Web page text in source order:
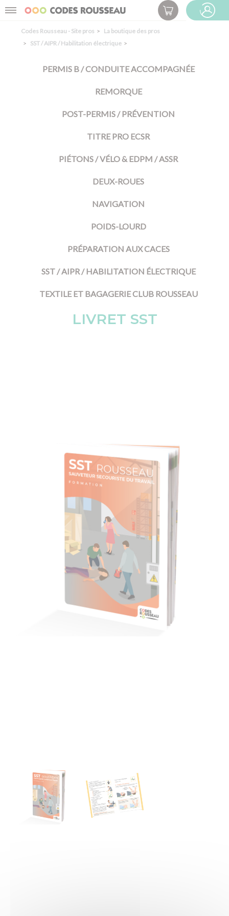
Menu
Codes Rousseau - Site pros
La boutique des pros
SST / AIPR / Habilitation électrique
PERMIS B / CONDUITE ACCOMPAGNÉE
REMORQUE
POST-PERMIS / PRÉVENTION
TITRE PRO ECSR
PIÉTONS / VÉLO & EDPM / ASSR
DEUX-ROUES
NAVIGATION
POIDS-LOURD
PRÉPARATION AUX CACES
SST / AIPR / HABILITATION ÉLECTRIQUE
TEXTILE ET BAGAGERIE CLUB ROUSSEAU
LIVRET SST
Panneau de gestion des cookies